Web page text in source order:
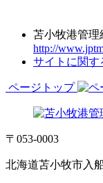
苫小牧港管理
http://
サイトに関す
ページトップ
〒053-0003
北海道苫小牧市入